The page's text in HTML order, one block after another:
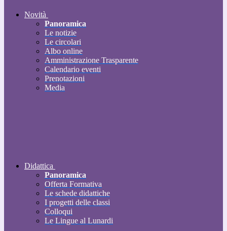
Novità
Panoramica
Le notizie
Le circolari
Albo online
Amministrazione Trasparente
Calendario eventi
Prenotazioni
Media
Didattica
Panoramica
Offerta Formativa
Le schede didattiche
I progetti delle classi
Colloqui
Le Lingue al Lunardi